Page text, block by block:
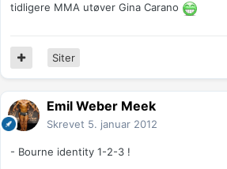
tidligere MMA utøver Gina Carano
Siter
Emil Weber Meek
Skrevet 5. januar 2012
- Bourne identity 1-2-3 !